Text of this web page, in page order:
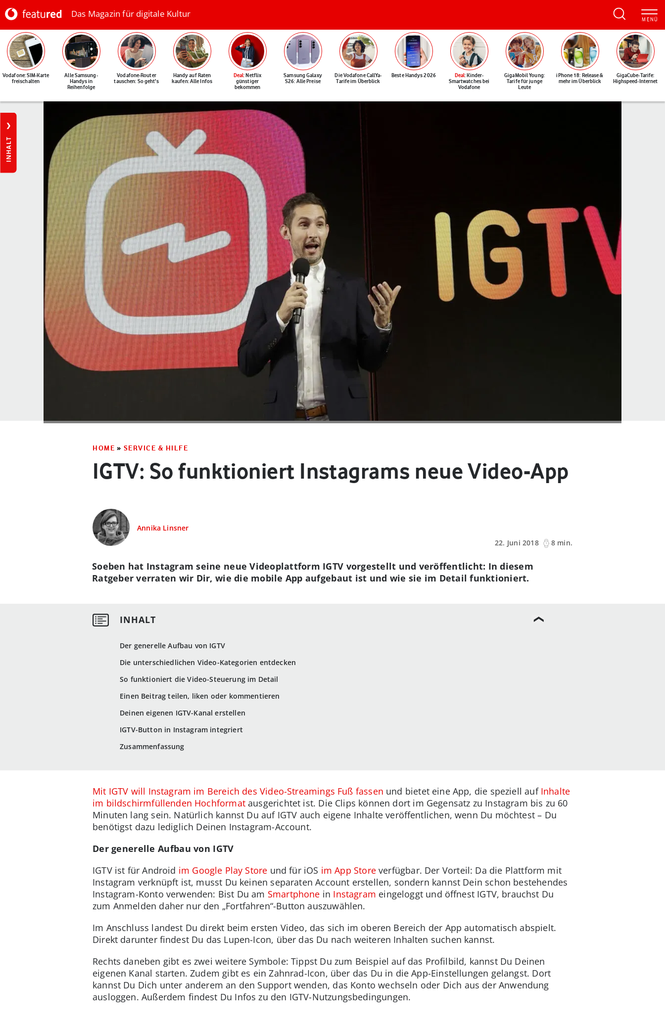
Das Magazin für digitale Kultur
Vodafone: SIM-Karte
freischalten
Alle Samsung-
Handys in
Reihenfolge
Vodafone-Router
tauschen: So geht's
Handy auf Raten
kaufen: Alle Infos
Deal: Netflix
günstiger
bekommen
Samsung Galaxy
S26: Alle Preise
Die Vodafone CallYa-
Tarife im Überblick
Beste Handys 2026 Deal: Kinder-
Smartwatches bei
Vodafone
GigaMobil Young:
Tarife für junge
Leute
iPhone 18: Release &
mehr im Überblick
GigaCube-Tarife:
Highspeed-Internet
INHALT
HOME » SERVICE & HILFE
IGTV: So funktioniert Instagrams neue Video-App
Annika Linsner
22. Juni 2018
8 min.
Der generelle Aufbau von IGTV
Die unterschiedlichen Video-Kategorien entdecken
So funktioniert die Video-Steuerung im Detail
Einen Beitrag teilen, liken oder kommentieren
Deinen eigenen IGTV-Kanal erstellen
IGTV-Button in Instagram integriert
Zusammenfassung
Soeben hat Instagram seine neue Videoplattform IGTV vorgestellt und veröffentlicht: In diesem
Ratgeber verraten wir Dir, wie die mobile App aufgebaut ist und wie sie im Detail funktioniert.
Mit IGTV will Instagram im Bereich des Video-Streamings Fuß fassen und bietet eine App, die speziell auf Inhalte
im bildschirmfüllenden Hochformatausgerichtet ist. Die Clips können dort im Gegensatz zu Instagram bis zu 60
Minuten lang sein. Natürlich kannst Du auf IGTV auch eigene Inhalte veröffentlichen, wenn Du möchtest – Du
benötigst dazu lediglich Deinen Instagram-Account.
Der generelle Aufbau von IGTV
IGTV ist für Android im Google Play Store und für iOS im App Storeverfügbar. Der Vorteil: Da die Plattform mit
Instagram verknüpft ist, musst Du keinen separaten Account erstellen, sondern kannst Dein schon bestehendes
Instagram-Konto verwenden: Bist Du am Smartphone in Instagram eingeloggt und öffnest IGTV, brauchst Du
zum Anmelden daher nur den „Fortfahren“-Button auszuwählen.
Im Anschluss landest Du direkt beim ersten Video, das sich im oberen Bereich der App automatisch abspielt.
Direkt darunter findest Du das Lupen-Icon, über das Du nach weiteren Inhalten suchen kannst.
Rechts daneben gibt es zwei weitere Symbole: Tippst Du zum Beispiel auf das Profilbild, kannst Du Deinen
eigenen Kanal starten. Zudem gibt es ein Zahnrad-Icon, über das Du in die App-Einstellungen gelangst. Dort
kannst Du Dich unter anderem an den Support wenden, das Konto wechseln oder Dich aus der Anwendung
ausloggen. Außerdem findest Du Infos zu den IGTV-Nutzungsbedingungen.